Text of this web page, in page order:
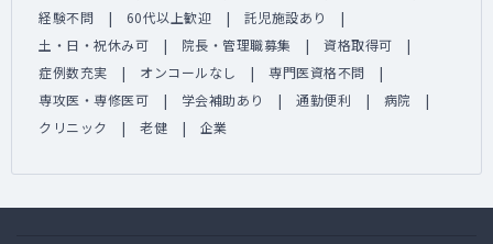
経験不問
60代以上歓迎
託児施設あり
土・日・祝休み可
院長・管理職募集
資格取得可
症例数充実
オンコールなし
専門医資格不問
専攻医・専修医可
学会補助あり 通勤便利
病院
クリニック
老健 企業